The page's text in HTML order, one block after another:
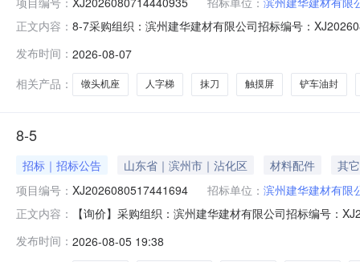
正文内容： 8-7采购组织：滨州建华建材有限公司招标编号：
司镦头机座*夹具座底座个1.0泰州市旭瑞机械制造有限
发布时间： 2026-08-07
相关产品：
镦头机座 人字梯 抹刀 触摸屏 铲车油封
8-5
招标｜招标公告 山东省｜滨州市｜沾化区 材料配件
其它
项目编号： XJ2026080517441694 招标单位： 滨州建华建材有限
正文内容：
【询价】采购组织：滨州建华建材有限公司招标编号：
机配件*减速箱透气帽*M24*1.510.0个加急询价减速机配
发布时间： 2026-08-05 19:38